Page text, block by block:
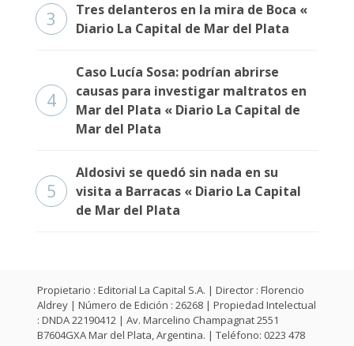
3
Tres delanteros en la mira de Boca «
Diario La Capital de Mar del Plata
4
Caso Lucía Sosa: podrían abrirse
causas para investigar maltratos en
Mar del Plata « Diario La Capital de
Mar del Plata
5
Aldosivi se quedó sin nada en su
visita a Barracas « Diario La Capital
de Mar del Plata
Propietario : Editorial La Capital S.A. | Director : Florencio
Aldrey | Número de Edición : 26268 | Propiedad Intelectual
: DNDA 22190412 | Av. Marcelino Champagnat 2551
B7604GXA Mar del Plata, Argentina. | Teléfono: 0223 478